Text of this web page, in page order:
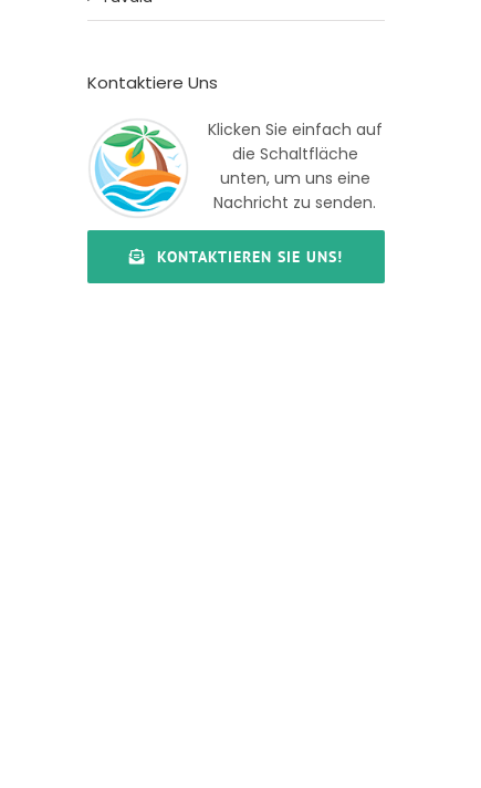
Kontaktiere Uns
Klicken Sie einfach auf
die Schaltfläche
unten, um uns eine
Nachricht zu senden.
KONTAKTIEREN SIE UNS!